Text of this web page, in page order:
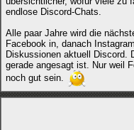
endlose Discord-Chats.
Alle paar Jahre wird die
Facebook in, danach
Diskussionen aktuell Discord.
gerade angesagt ist. Nur weil
noch gut sein.